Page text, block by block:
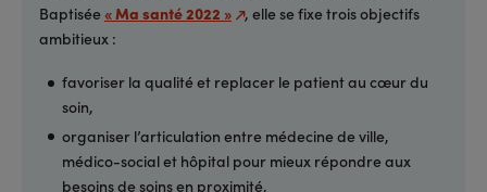
Baptisée « Ma santé 2022 » , elle se fixe trois objectifs
ambitieux :
favoriser la qualité et replacer le patient au cœur du
soin,
organiser l’articulation entre médecine de ville,
médico-social et hôpital pour mieux répondre aux
besoins de soins en proximité,